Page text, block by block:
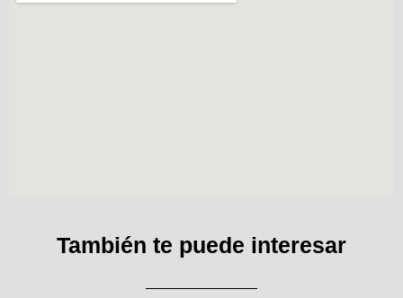
También te puede interesar